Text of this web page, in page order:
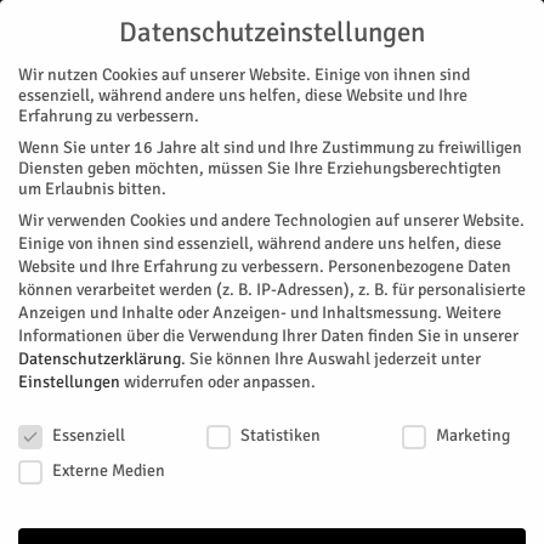
Start Stadtteile Jülich Kräfte im Freibad bündeln
STADTTEILE JÜLICH
Kräfte im Freibad bündeln
In der kommenden Woche werden sich die Öffnungszeiten des
Jülicher Hallenbades ändern. Denn durch die momentane
Hitzewelle wird im Freibad jede qualifizierte Hilfe benötigt.
Von Stadtwerke Jülich- August 2, 2018 616
Facebook Twitter
Datenschutzeinstellungen
Wir nutzen Cookies auf unserer Website. Einige von ihnen sind
essenziell, während andere uns helfen, diese Website und Ihre
Erfahrung zu verbessern.
Wenn Sie unter 16 Jahre alt sind und Ihre Zustimmung zu freiwilligen
Diensten geben möchten, müssen Sie Ihre Erziehungsberechtigten
um Erlaubnis bitten.
Wir verwenden Cookies und andere Technologien auf unserer Website.
Einige von ihnen sind essenziell, während andere uns helfen, diese
Website und Ihre Erfahrung zu verbessern. Personenbezogene Daten
können verarbeitet werden (z. B. IP-Adressen), z. B. für personalisierte
Anzeigen und Inhalte oder Anzeigen- und Inhaltsmessung. Weitere
Informationen über die Verwendung Ihrer Daten finden Sie in unserer
Datenschutzerklärung. Sie können Ihre Auswahl jederzeit unter
Einstellungen widerrufen oder anpassen.
Essenziell
Statistiken
Marketing
Externe Medien